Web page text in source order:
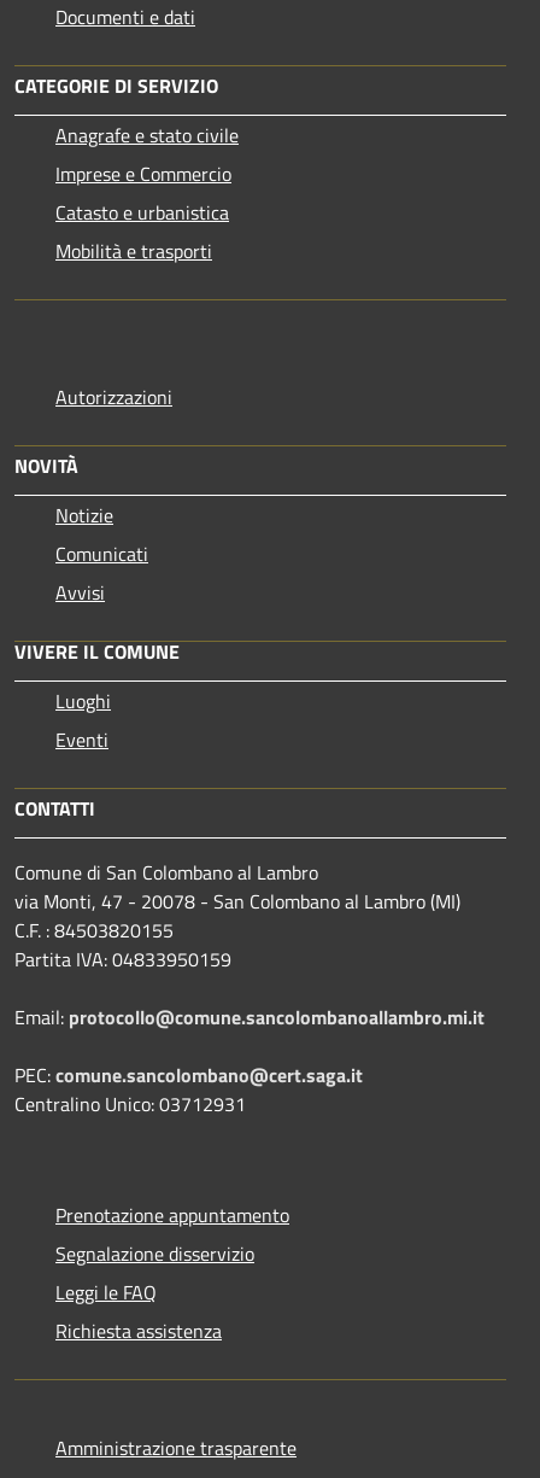
Documenti e dati
CATEGORIE DI SERVIZIO
Anagrafe e stato civile
Imprese e Commercio
Catasto e urbanistica
Mobilità e trasporti
Autorizzazioni
NOVITÀ
Notizie
Comunicati
Avvisi
VIVERE IL COMUNE
Luoghi
Eventi
CONTATTI
Comune di San Colombano al Lambro
via Monti, 47 - 20078 - San Colombano al Lambro (MI)
C.F. : 84503820155
Partita IVA: 04833950159
Email: protocollo@comune.sancolombanoallambro.mi.it
PEC:comune.sancolombano@cert.saga.it
Centralino Unico: 03712931
Prenotazione appuntamento
Segnalazione disservizio
Leggi le FAQ
Richiesta assistenza
Amministrazione trasparente